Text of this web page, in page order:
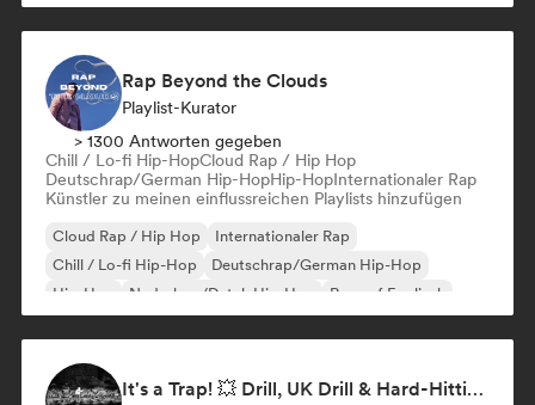
Rap Beyond the Clouds
Playlist-Kurator
> 1300 Antworten gegeben
Chill / Lo-fi Hip-HopCloud Rap / Hip Hop
Deutschrap/German Hip-HopHip-HopInternationaler Rap
Künstler zu meinen einflussreichen Playlists hinzufügen
Cloud Rap / Hip Hop
Internationaler Rap
Chill / Lo-fi Hip-Hop
Deutschrap/German Hip-Hop
Hip-Hop
Nederhop/Dutch Hip-Hop
Rap auf Englisch
It's a Trap! 💥 Drill, UK Drill & Hard-Hitting Trap